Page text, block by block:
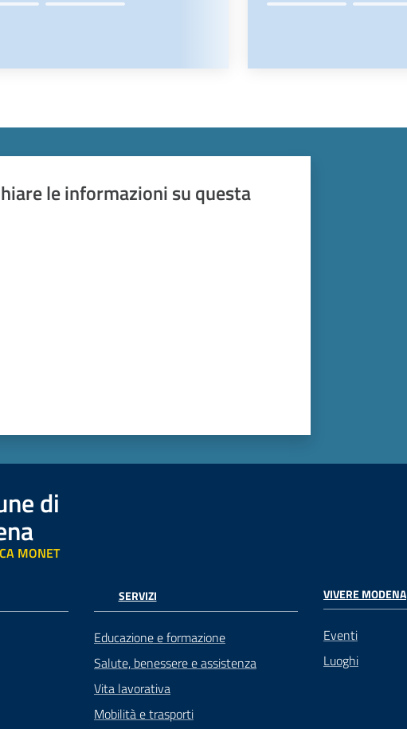
le informazioni su questa
di
MONET
SERVIZI
Educazione e formazione
Salute, benessere e assistenza
Vita lavorativa
Mobilità e trasporti
VIVERE MODENA
Eventi
Luoghi